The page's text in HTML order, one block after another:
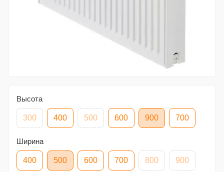
Высота
300 400 500 600 900 700
Ширина
400 500 600 700 800 900